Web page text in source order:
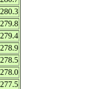
280.3
279.8
279.4
278.9
278.5
278.0
277.5